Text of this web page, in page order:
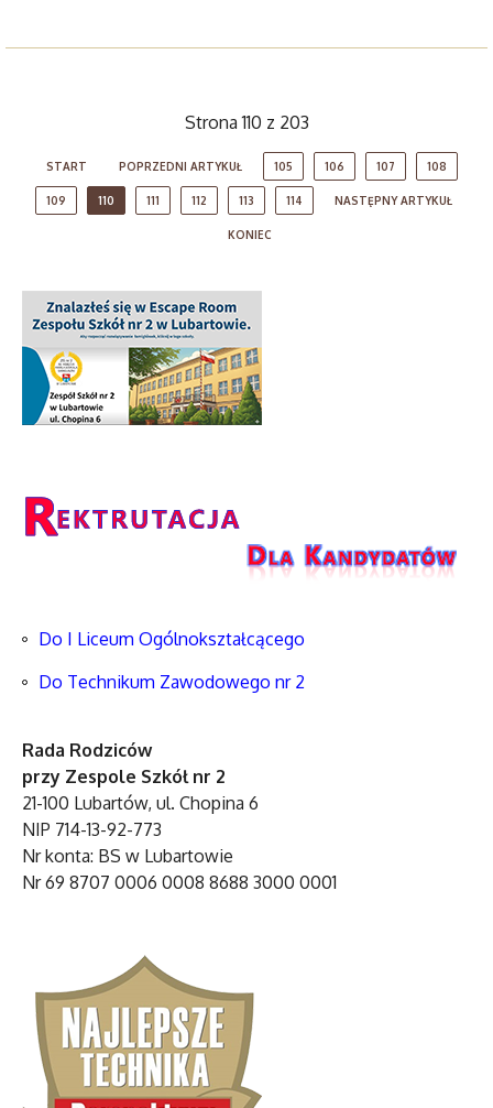
Strona 110 z 203
START POPRZEDNI ARTYKUŁ 105 106 107 108
109 110 111 112 113 114 NASTĘPNY ARTYKUŁ
KONIEC
Do I Liceum Ogólnokształcącego
Do Technikum Zawodowego nr 2
Rada Rodziców
przy Zespole Szkół nr 2
21-100 Lubartów, ul. Chopina 6
NIP 714-13-92-773
Nr konta: BS w Lubartowie
Nr 69 8707 0006 0008 8688 3000 0001